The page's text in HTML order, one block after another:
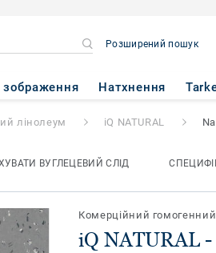
Розширений пошук
Натхнення
FLAKES COLD
лінолеум iQ NATURAL
ВУГЛЕЦЕВИЙ СЛІД
Комерційний
iQ NATURAL